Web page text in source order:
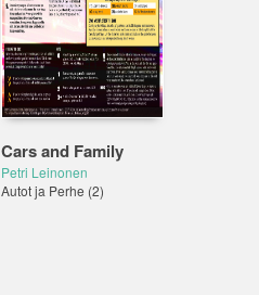
Cars and Family
Petri Leinonen
Autot ja Perhe (2)